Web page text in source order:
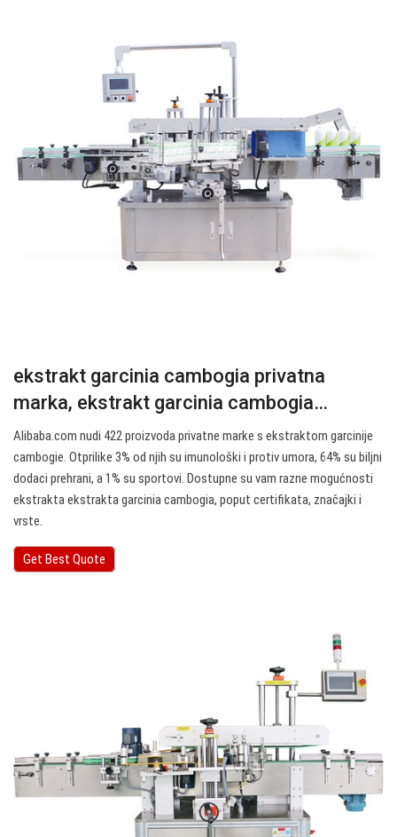
ekstrakt garcinia cambogia privatna
marka, ekstrakt garcinia cambogia…
Alibaba.com nudi 422 proizvoda privatne marke s ekstraktom garcinije
cambogie. Otprilike 3% od njih su imunološki i protiv umora, 64% su biljni
dodaci prehrani, a 1% su sportovi. Dostupne su vam razne mogućnosti
ekstrakta ekstrakta garcinia cambogia, poput certifikata, značajki i
vrste.
Get Best Quote